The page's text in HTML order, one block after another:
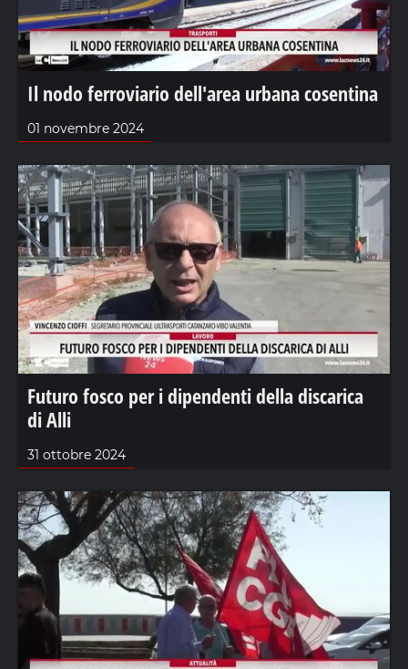
Il nodo ferroviario dell'area urbana cosentina
01 novembre 2024
Futuro fosco per i dipendenti della discarica
di Alli
31 ottobre 2024